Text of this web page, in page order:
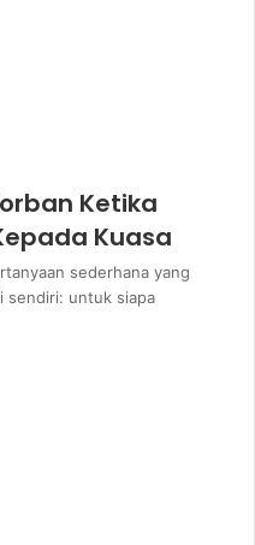
Ketika
Kuasa
sederhana yang
sendiri: untuk siapa